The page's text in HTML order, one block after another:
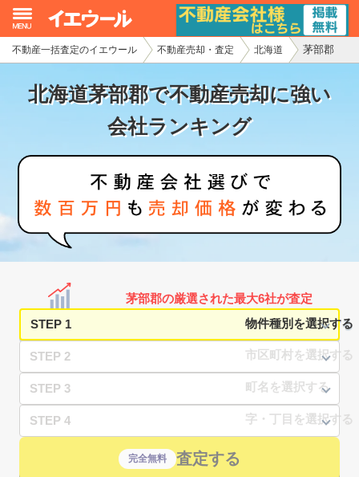
不動産一括査定のイエウール 不動産売却・査定 北海道 茅部郡
北海道茅部郡で不動産売却に強い
会社ランキング
茅部郡の厳選された最大6社が査定
STEP 1
STEP 2
STEP 3
STEP 4
完全無料 査定する
イエウール加盟希望の不動産会社様
初めての方へ
不動産の売却・一括査定
家査定シミュレーター
お問い合わせ